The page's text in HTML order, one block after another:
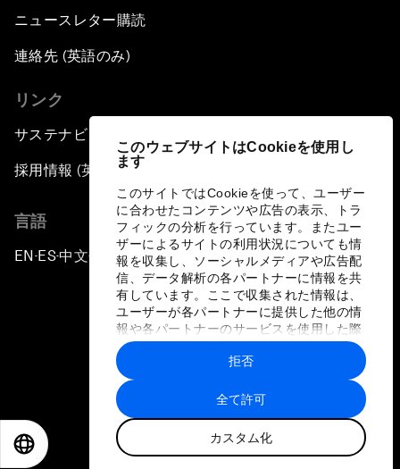
このウェブサイトはCookieを使用し
ます
このサイトではCookieを使って、ユーザー
に合わせたコンテンツや広告の表示、トラ
フィックの分析を行っています。またユー
ザーによるサイトの利用状況についても情
報を収集し、ソーシャルメディアや広告配
信、データ解析の各パートナーに情報を共
有しています。ここで収集された情報は、
ユーザーが各パートナーに提供した他の情
報や各パートナーのサービスを使用した際
に収集された情報と組み合わされ、各パー
トナーによって使用されることがありま
す。
全て許可
カスタム化
拒否
ニュースレター購読
連絡先 (英語のみ)
リンク
サステナビリティへの取り組み
採用情報 (英語のみ)
言語
EN ▪ES▪中文▪ 日本語
プライバシーポリシーと利用規約
サイトマップ
©
世界経済フォーラム